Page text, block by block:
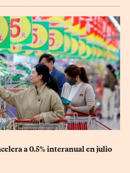
a 0.5% interanual en julio